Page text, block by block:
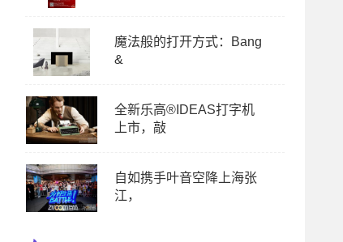
魔法般的打开方式：Bang
&
全新乐高®IDEAS打字机
上市，敲
自如携手叶音空降上海张
江，